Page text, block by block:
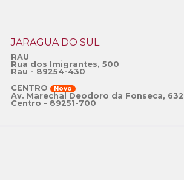
JARAGUÁ DO SUL
RAU
Rua dos Imigrantes, 500
Rau - 89254-430
CENTRO
Novo
Av. Marechal Deodoro da Fonseca, 632
Centro - 89251-700